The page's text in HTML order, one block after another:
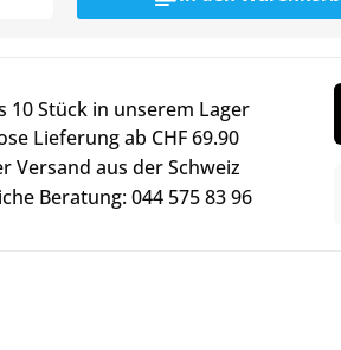
10 Stück in unserem Lager
Lieferung ab CHF 69.90
Versand aus der Schweiz
Beratung: 044 575 83 96